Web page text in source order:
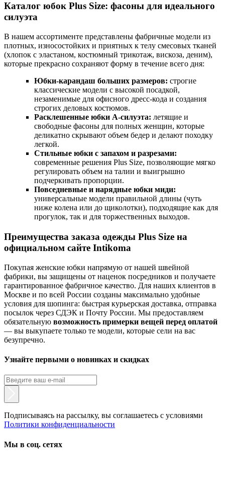
Каталог юбок Plus Size: фасоны для идеального
силуэта
В нашем ассортименте представлены фабричные модели из
плотных, износостойких и приятных к телу смесовых тканей
(хлопок с эластаном, костюмный трикотаж, вискоза, деним),
которые прекрасно сохраняют форму в течение всего дня:
Юбки-карандаш больших размеров: строгие
классические модели с высокой посадкой,
незаменимые для офисного дресс-кода и создания
строгих деловых костюмов.
Расклешенные юбки А-силуэта: летящие и
свободные фасоны для полных женщин, которые
деликатно скрывают объем бедер и делают походку
легкой.
Стильные юбки с запахом и разрезами:
современные решения Plus Size, позволяющие мягко
регулировать объем на талии и выигрышно
подчеркивать пропорции.
Повседневные и нарядные юбки миди:
универсальные модели правильной длины (чуть
ниже колена или до щиколотки), подходящие как для
прогулок, так и для торжественных выходов.
Преимущества заказа одежды Plus Size на
официальном сайте Intikoma
Покупая женские юбки напрямую от нашей швейной
фабрики, вы защищены от наценок посредников и получаете
гарантированное фабричное качество. Для наших клиентов в
Москве и по всей России созданы максимально удобные
условия для шопинга: быстрая курьерская доставка, отправка
посылок через СДЭК и Почту России. Мы предоставляем
обязательную возможность примерки вещей перед оплатой
— вы выкупаете только те модели, которые сели на вас
безупречно.
Узнайте первыми о новинках и скидках
Подписываясь на рассылку, вы соглашаетесь с условиями
Политики конфиденциальности
Мы в соц. сетях